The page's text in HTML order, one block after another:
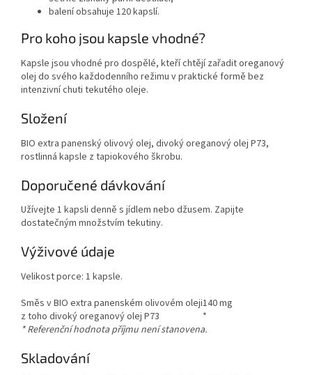
balení obsahuje 120 kapslí.
Pro koho jsou kapsle vhodné?
Kapsle jsou vhodné pro dospělé, kteří chtějí zařadit oreganový
olej do svého každodenního režimu v praktické formě bez
intenzivní chuti tekutého oleje.
Složení
BIO extra panenský olivový olej, divoký oreganový olej P73,
rostlinná kapsle z tapiokového škrobu.
Doporučené dávkování
Užívejte 1 kapsli denně s jídlem nebo džusem. Zapijte
dostatečným množstvím tekutiny.
Výživové údaje
Velikost porce: 1 kapsle.
Směs v BIO extra panenském olivovém oleji140 mg
z toho divoký oreganový olej P73
*
* Referenční hodnota příjmu není stanovena.
Skladování